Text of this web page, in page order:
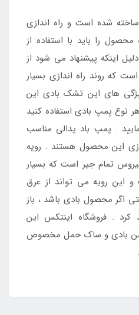
شده است و راه اندازی
را باید با استفاده از
اینکه پیشنهاد می شود از
که روند راه اندازی بسیار
های این تشک بادی این
نوع پمپ بادی استفاده کنید
. پمپ باد پدالی مناسب
این محصول هستند . رویه
تمام جیر است که بسیار
این رویه می تواند از عرق
اگر محصول بادی باشد ، باز
. فروشگاه اینتکس این
بادی و ساک حمل مخصوص